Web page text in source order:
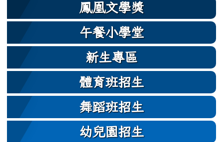
鳳凰文學獎
午餐小學堂
新生專區
體育班招生
舞蹈班招生
幼兒園招生